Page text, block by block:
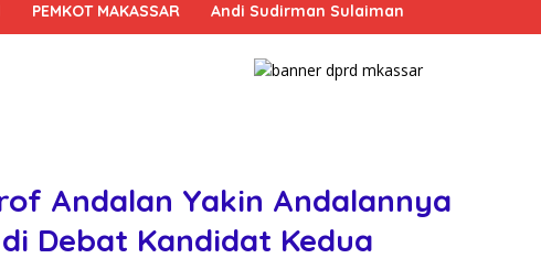
PEMKOT MAKASSAR Andi Sudirman Sulaiman
Andalan Yakin Andalannya
Debat Kandidat Kedua